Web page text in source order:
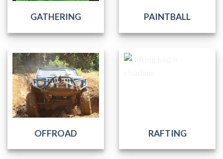
GATHERING PAINTBALL
OFFROAD RAFTING